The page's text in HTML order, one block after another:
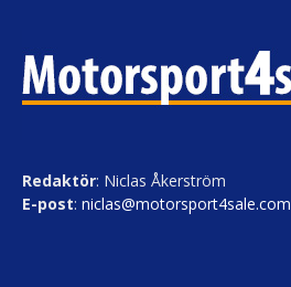
Redaktör: Niclas Åkerström
E-post: niclas@motorsport4sale.com